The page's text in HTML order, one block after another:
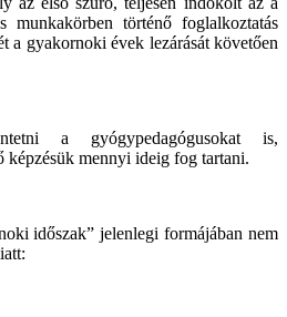
munkakörben történő foglalkoztatás
a gyakornoki évek lezárását követően
a gyógypedagógusokat is,
képzésük mennyi ideig fog tartani.
időszak” jelenlegi formájában nem